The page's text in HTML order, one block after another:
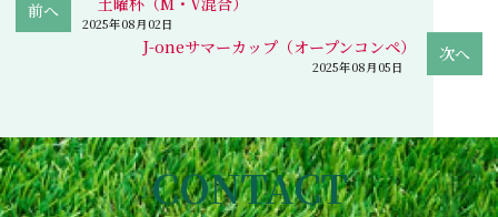
2025年08月02日
J-oneサマーカップ（オープンコンペ）
2025年08月05日
CONTACT